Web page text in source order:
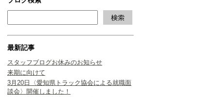
最新記事
スタッフブログお休みのお知らせ
来期に向けて
3月20日〈愛知県トラック協会による就職面
談会〉開催しました！